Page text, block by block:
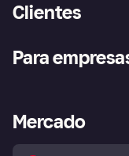
Clientes
Inicio de sesión
Directorio de tiendas
Política de protección
comprador de Klarna
Para
Acceso empresas
Mercado